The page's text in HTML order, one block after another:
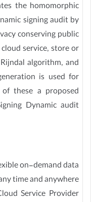
the homomorphic
signing audit by
conserving public
service, store or
algorithm, and
is used for
these a proposed
Dynamic audit
on-demand data
time and anywhere
Service Provider